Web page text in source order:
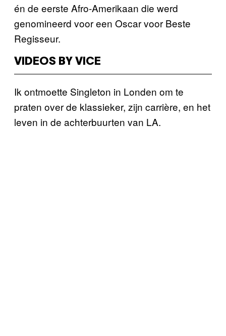
én de eerste Afro-Amerikaan die werd
genomineerd voor een Oscar voor Beste
Regisseur.
VIDEOS BY VICE
Ik ontmoette Singleton in Londen om te
praten over de klassieker, zijn carrière, en het
leven in de achterbuurten van LA.